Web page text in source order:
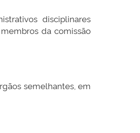
disciplinares
da comissão
semelhantes, em